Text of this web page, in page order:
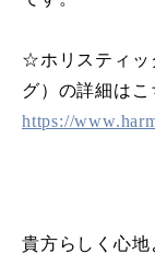
☆ホリスティッ
グ）の詳細はこ
https://
貴方らしく心地